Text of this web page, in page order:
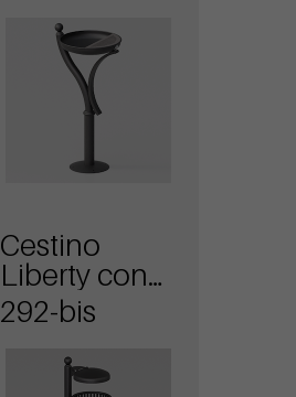
Cestino
Liberty con
coperchio
292-bis